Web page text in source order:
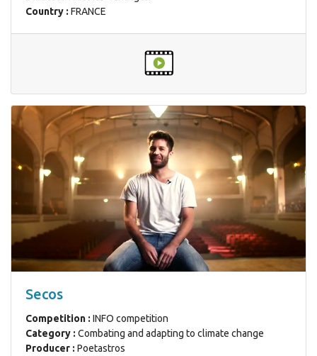
Country : FRANCE
Secos
Competition : INFO competition
Category : Combating and adapting to climate change
Producer : Poetastros